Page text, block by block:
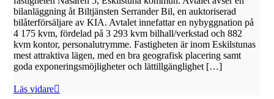
bilanläggning åt Biltjänsten Serrander Bil, en auktoriserad
bilåterförsäljare av KIA. Avtalet innefattar en nybyggnation på
4 175 kvm, fördelad på 3 293 kvm bilhall/verkstad och 882
kvm kontor, personalutrymme. Fastigheten är inom Eskilstunas
mest attraktiva lägen, med en bra geografisk placering samt
goda exponeringsmöjligheter och lättillgänglighet […]
Läs vidare